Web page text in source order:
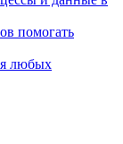
помогать
любых